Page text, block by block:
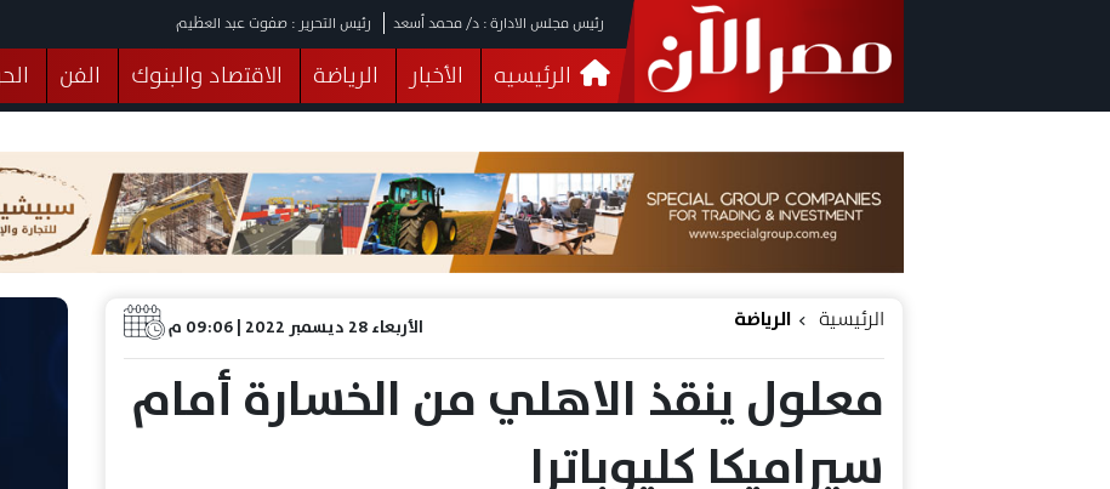
رئيس مجلس الادارة : د/ محمد أسعد رئيس التحرير : صفوت عبد العظيم
الرئيسيه الأخبار الرياضة الاقتصاد والبنوك الفن
فيديوهات
البرلمان صحة الثقافة خدمات منوعات
الأربعاء 28 ديسمبر 2022 | 09:06 م الرئيسية الرياضة
معلول ينقذ الاهلي من الخسارة أمام
سيراميكا كليوباترا